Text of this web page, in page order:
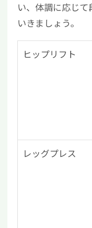
い、体調に応じ
いきましょう。
ヒップリフト
レッグプレス